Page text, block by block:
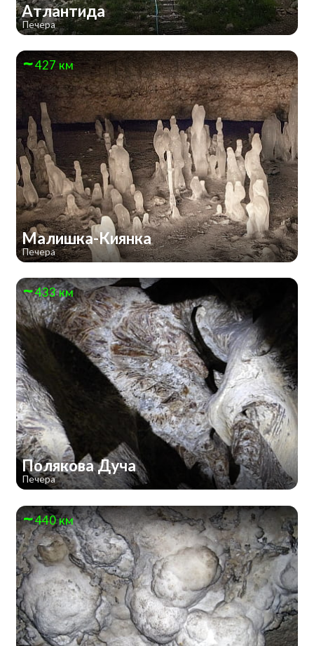
Атлантида
Печера
427 км
Малишка-Киянка
Печера
433 км
Полякова Дуча
Печера
440 км